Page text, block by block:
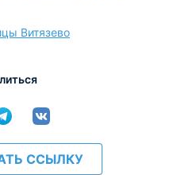
Витязево
ССЫЛКУ